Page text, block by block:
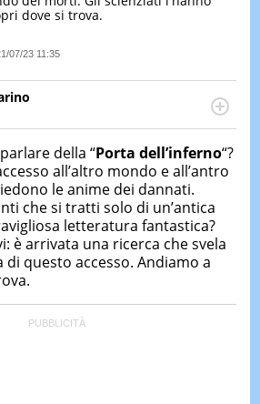
DI
dove si trova.
07/23 11:35
Comparato e processi di
attivo nel campo della ricerca, in
Storia contemporanea di America
Collabora con numerose testate ed
Culturale "La
Sannio".
della “Porta dell’inferno“?
all’altro mondo e all’antro
le anime dei dannati.
che si tratti solo di un’antica
letteratura fantastica?
è arrivata una ricerca che svela
di questo accesso. Andiamo a